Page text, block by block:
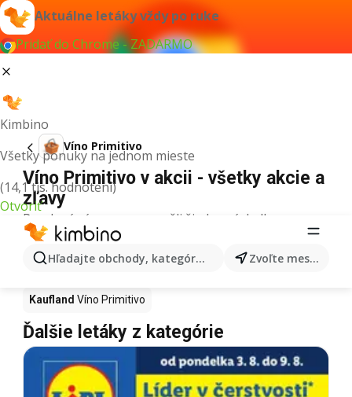
Aktuálne letáky vždy po ruke
Pridať do Chrome - ZADARMO
Kimbino
Všetky ponuky na jednom mieste
(14,1 tis. hodnotení)
Otvoriť
Hľadajte obchody, kategórie, produkty... Zvoľte mesto
Víno Primitivo
Víno Primitivo v akcii - všetky akcie a
zľavy
Pre daný výraz sme nenašli žiadne výsledky.
Víno Primitivo v akcii - Kde kúpiť?
Tesco Víno Primitivo Víno Primitivo
Kaufland Víno Primitivo
Ďalšie letáky z kategórie